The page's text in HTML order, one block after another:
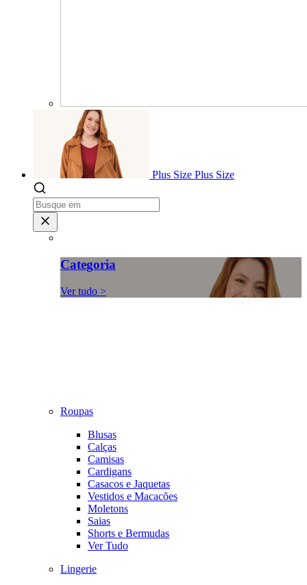
Plus Size Plus Size
Categoria
Ver tudo >
Roupas
Blusas
Calças
Camisas
Cardigans
Casacos e Jaquetas
Vestidos e Macacões
Moletons
Saias
Shorts e Bermudas
Ver Tudo
Lingerie